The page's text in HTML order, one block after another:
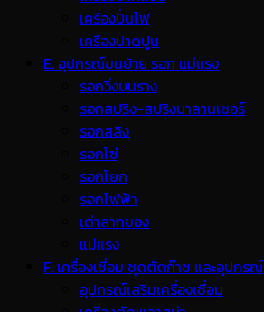
เครื่องปั่นไฟ
เครื่องปาดปูน
E. อุปกรณ์ขนย้าย รอก แม่แรง
รอกวิ่งบนราง
รอกสปริง-สปริงบาลานเซอร์
รอกสลิง
รอกโซ่
รอกโยก
รอกไฟฟ้า
เต่าลากของ
แม่แรง
F. เครื่องเชื่อม ชุดตัดก๊าซ และอุปกรณ์
อุปกรณ์เสริมเครื่องเชื่อม